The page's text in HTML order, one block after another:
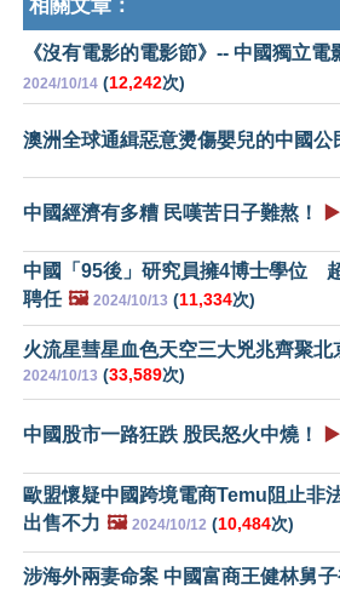
相關文章：
《沒有電影的電影節》-- 中國獨立電
2024/10/14 (12,242次)
澳洲全球通緝惡意燙傷嬰兒的中國公
中國經濟有多糟 民嘆苦日子難熬！ ▶️
中國「95後」研究員擁4博士學位
聘任 🖼️ 2024/10/13 (11,334次)
火流星彗星血色天空三大兇兆齊聚北
2024/10/13 (33,589次)
中國股市一路狂跌 股民怒火中燒！ ▶️
歐盟懷疑中國跨境電商Temu阻止非
出售不力 🖼️ 2024/10/12 (10,484次)
涉海外兩妻命案 中國富商王健林舅